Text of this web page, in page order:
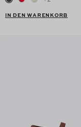
IN DEN WARENKORB